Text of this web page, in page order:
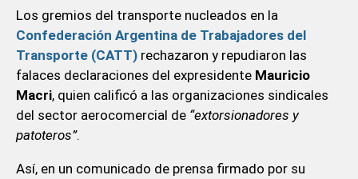
Los gremios del transporte nucleados en la
Confederación Argentina de Trabajadores del
Transporte (CATT)rechazaron y repudiaron las
falaces declaraciones del expresidente Mauricio
Macri, quien calificó a las organizaciones sindicales
del sector aerocomercial de “extorsionadores y
patoteros”.
Así, en un comunicado de prensa firmado por su